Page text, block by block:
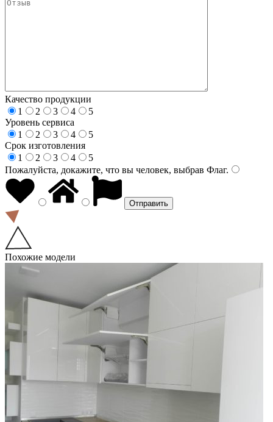
Качество продукции
1
2 3 4
5
Уровень сервиса
1
2 3 4
5
Срок изготовления
1
2 3 4
5
Пожалуйста, докажите, что вы человек, выбрав Флаг.
Похожие модели